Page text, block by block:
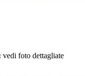
vedi foto dettagliate